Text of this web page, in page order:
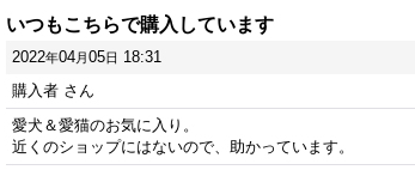
いつもこちらで購入しています
2022年04月05日 18:31
購入者 さん
愛犬＆愛猫のお気に入り。
近くのショップにはないので、助かっています。